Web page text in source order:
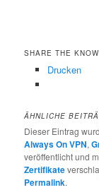
SHARE THE
Drucken
ÄHNLICHE
Dieser Eintrag
Always On VPN,
veröffentlicht und
Zertifikate
Permalink.